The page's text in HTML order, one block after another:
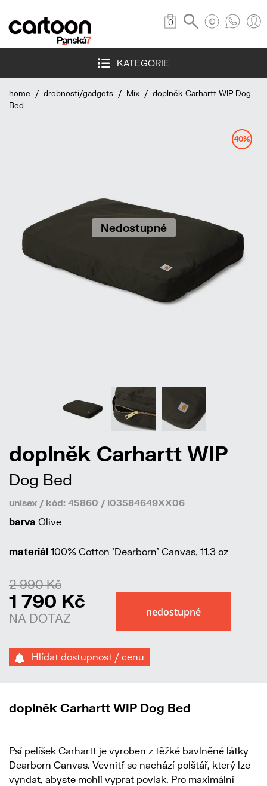
0
KATEGORIE
home / drobnosti/gadgets / Mix / doplněk Carhartt WIP Dog
Bed
Nedostupné
40%
doplněk Carhartt WIP
Dog Bed
unisex / kód: 45860 / I03584649XX06
barva Olive
materiál 100% Cotton 'Dearborn' Canvas, 11.3 oz
2 990 Kč
1 790 Kč
NA DOTAZ
Hlídat dostupnost / cenu
doplněk Carhartt WIP Dog Bed
Psí pelíšek Carhartt je vyroben z těžké bavlněné látky
Dearborn Canvas. Vevnitř se nachází polštář, který lze
vyndat, abyste mohli vyprat povlak. Pro maximální